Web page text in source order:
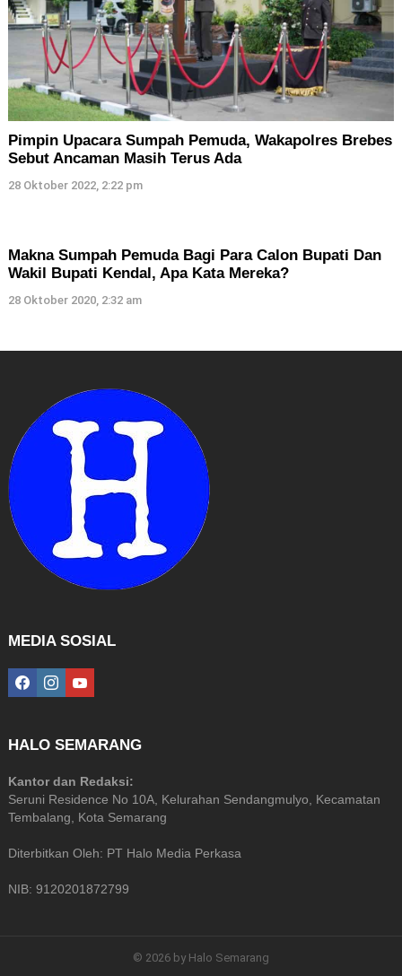
Pimpin Upacara Sumpah Pemuda, Wakapolres Brebes
Sebut Ancaman Masih Terus Ada
28 Oktober 2022, 2:22 pm
Makna Sumpah Pemuda Bagi Para Calon Bupati Dan
Wakil Bupati Kendal, Apa Kata Mereka?
28 Oktober 2020, 2:32 am
MEDIA SOSIAL
facebookinstagramyoutube
HALO SEMARANG
Kantor dan Redaksi:
Seruni Residence No 10A, Kelurahan Sendangmulyo, Kecamatan
Tembalang, Kota Semarang
Diterbitkan Oleh: PT Halo Media Perkasa
NIB: 9120201872799
© 2026 by Halo Semarang